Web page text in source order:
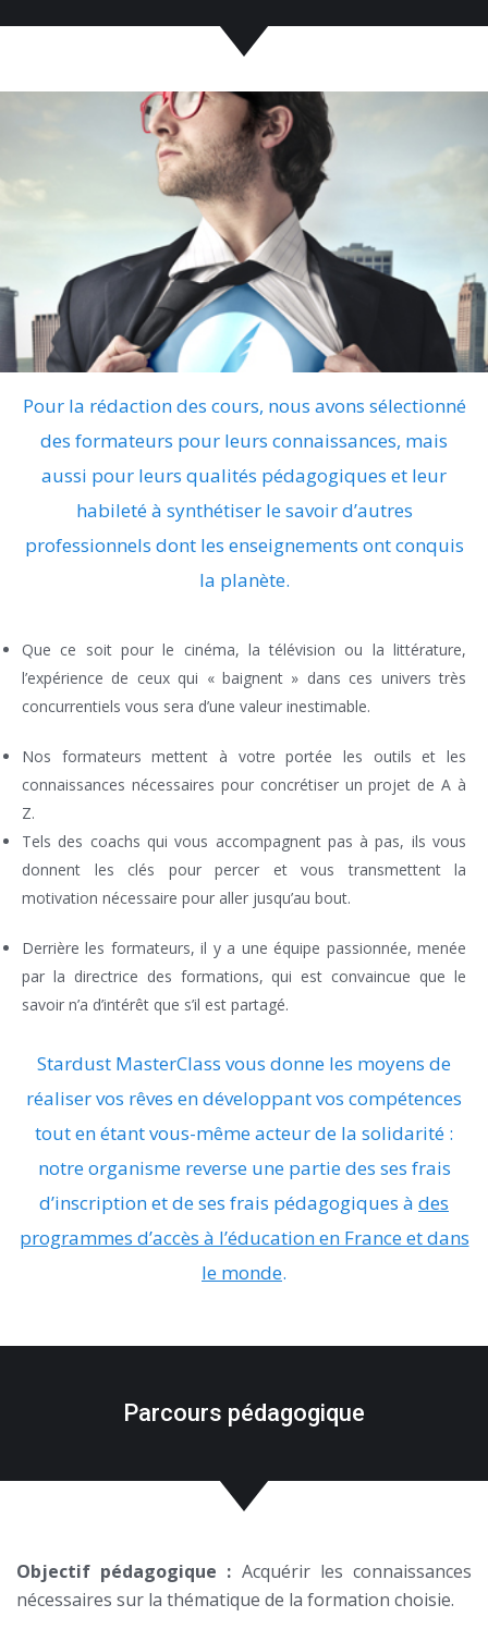
DES FORMATEURS :
Professionnels
Expérimentés
Pédagogues
Pour la rédaction des cours, nous avons sélectionné
des formateurs pour leurs connaissances, mais
aussi pour leurs qualités pédagogiques et leur
habileté à synthétiser le savoir d’autres
professionnels dont les enseignements ont conquis
la planète.
Que ce soit pour le cinéma, la télévision ou la littérature,
l’expérience de ceux qui « baignent » dans ces univers très
concurrentiels vous sera d’une valeur inestimable.
Nos formateurs mettent à votre portée les outils et les
connaissances nécessaires pour concrétiser un projet de A à
Z.
Tels des coachs qui vous accompagnent pas à pas, ils vous
donnent les clés pour percer et vous transmettent la
motivation nécessaire pour aller jusqu’au bout.
Derrière les formateurs, il y a une équipe passionnée, menée
par la directrice des formations, qui est convaincue que le
savoir n’a d’intérêt que s’il est partagé.
Stardust MasterClass vous donne les moyens de
réaliser vos rêves en développant vos compétences
tout en étant vous-même acteur de la solidarité :
notre organisme reverse une partie des ses frais
d’inscription et de ses frais pédagogiques à des
programmes d’accès à l’éducation en France et dans
le monde.
Parcours pédagogique
Objectif pédagogique : Acquérir les connaissances
nécessaires sur la thématique de la formation choisie.